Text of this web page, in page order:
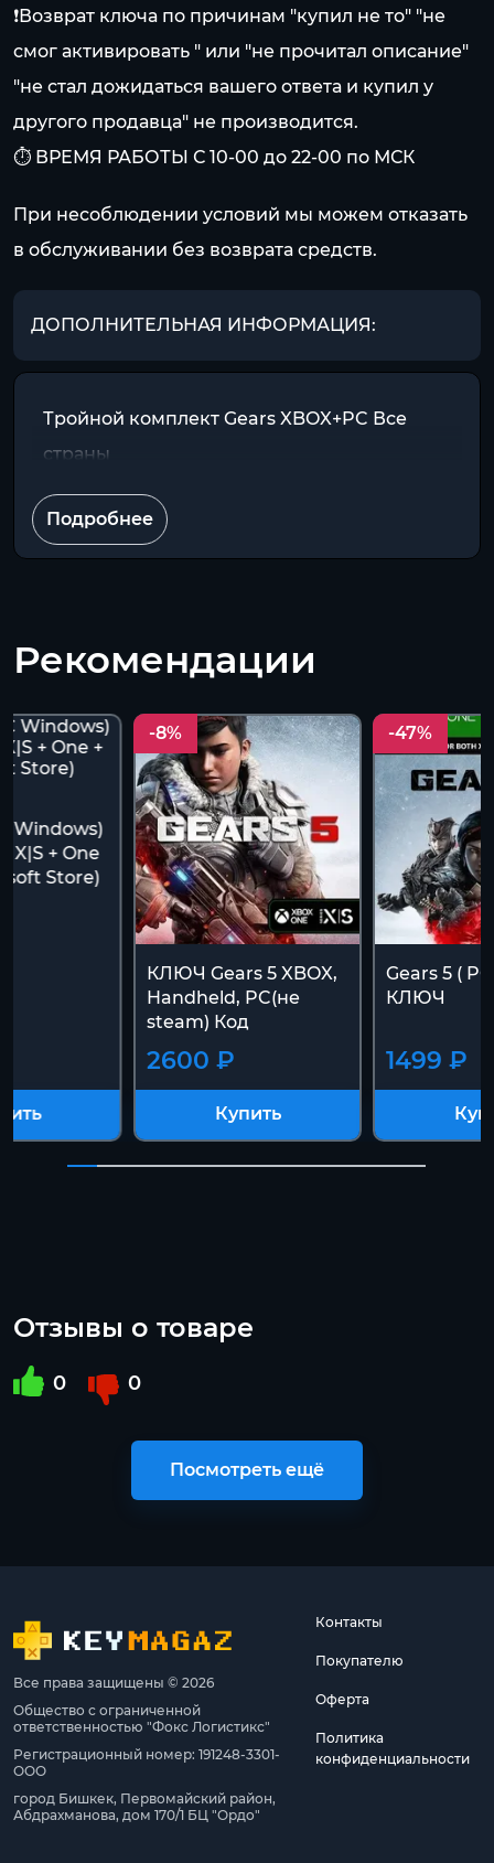
❗Возврат ключа по причинам "купил не то" "не
смог активировать " или "не прочитал описание"
"не стал дожидаться вашего ответа и купил у
другого продавца" не производится.
⏱️ ВРЕМЯ РАБОТЫ С 10-00 до 22-00 по МСК
При несоблюдении условий мы можем отказать
в обслуживании без возврата средств.
ДОПОЛНИТЕЛЬНАЯ ИНФОРМАЦИЯ:
Тройной комплект Gears XBOX+PC Все
страны
Подробнее
Рекомендации
Windows)
X|S + One
Store)
-8%
КЛЮЧ Gears 5 XBOX,
Handheld, PC(не
steam) Код
2600 ₽
Купить
-47%
Gears 5 (
КЛЮЧ
1499 ₽
Отзывы о товаре
0 0
Посмотреть ещё
Все права защищены © 2026
Общество с ограниченной
ответственностью "Фокс Логистикс"
Регистрационный номер: 191248-3301-
ООО
город Бишкек, Первомайский район,
Абдрахманова, дом 170/1 БЦ "Ордо"
Контакты
Покупателю
Оферта
Политика
конфиденциальности